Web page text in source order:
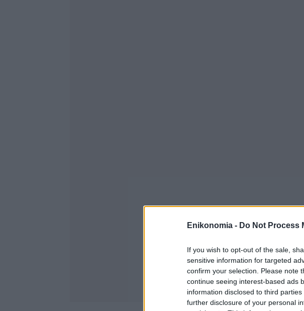
Enikonomia - Do Not Process
If you wish to opt-out of the sale,
sensitive information for targeted
confirm your selection. Please note
continue seeing interest-based ads
information disclosed to third
further disclosure of your personal